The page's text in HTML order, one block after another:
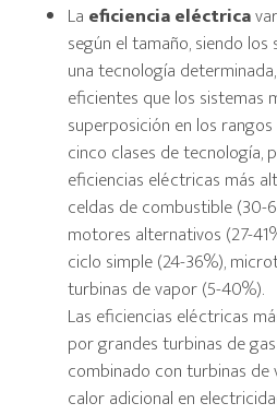
La eficiencia eléctrica
según el tamaño, siendo
una tecnología
eficientes que los sistemas
superposición en los
cinco clases de tecnología,
eficiencias eléctricas más
celdas de combustible (30-
motores alternativos (27-
ciclo simple (24-36%),
turbinas de vapor (5-40%).
Las eficiencias eléctricas
por grandes turbinas de
combinado con turbinas
calor adicional en